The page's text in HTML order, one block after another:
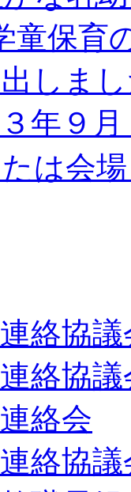
童保育
しま
年９
は会
絡協議
絡協議
絡会
絡協議